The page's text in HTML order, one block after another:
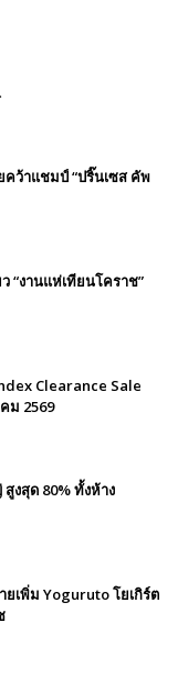
ว้าแชมป์ “ปริ๊นเซส คัพ
“งานแห่เทียนโคราช”
Clearance Sale
ม 2569
งสุด 80% ทั้งห้าง
ยเพิ่ม Yoguruto โยเกิร์ต